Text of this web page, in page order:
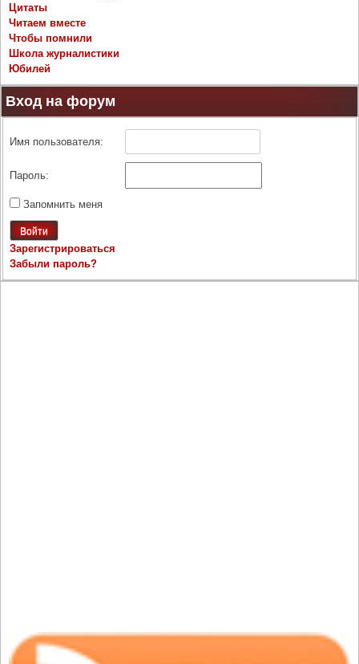
Цитаты
Читаем вместе
Чтобы помнили
Школа журналистики
Юбилей
Вход на форум
Имя пользователя:
Пароль:
Запомнить меня
Войти
Зарегистрироваться
Забыли пароль?